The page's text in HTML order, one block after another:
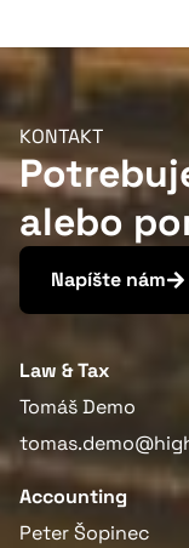
KONTAKT
alebo
Napíšte nám
Law & Tax
Tomáš Demo
Accounting
Peter Šopinec